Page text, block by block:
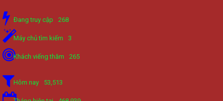
Đang truy cập 268
Máy chủ tìm kiếm 3
Khách viếng thăm 265
Hôm nay 53,513